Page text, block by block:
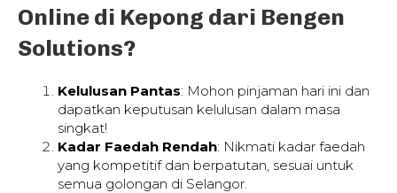
Online di Kepong dari Bengen
Solutions?
Kelulusan Pantas: Mohon pinjaman hari ini dan
dapatkan keputusan kelulusan dalam masa
singkat!
Kadar Faedah Rendah: Nikmati kadar faedah
yang kompetitif dan berpatutan, sesuai untuk
semua golongan di Selangor.